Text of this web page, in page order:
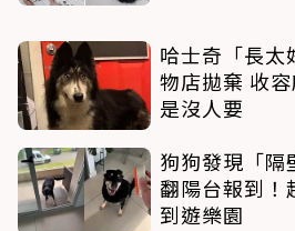
哈士奇「長太
物店拋棄 收
是沒人要
狗狗發現「隔
翻陽台報到！
到遊樂園